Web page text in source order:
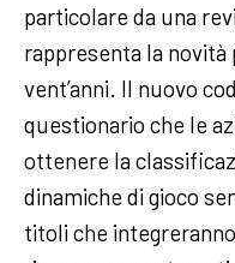
particolare da una
rappresenta la
vent’anni. Il nuovo
questionario che le
ottenere la
dinamiche di gioco
titoli che